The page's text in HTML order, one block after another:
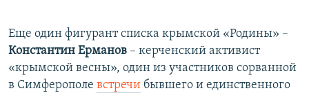
Еще один фигурант списка крымской «Родины» –
Константин Ерманов – керченский активист
«крымской весны», один из участников сорванной
в Симферополе встречи бывшего и единственного